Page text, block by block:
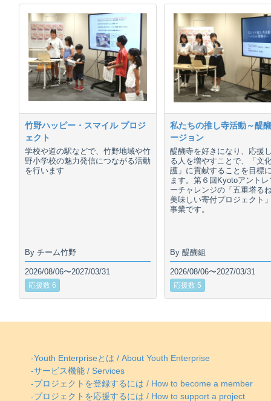
竹野ハッピー・スマイル プロジ
ェクト
学校や道の駅などで、竹野地域や竹
野小学校の魅力発信につながる活動
を行います
By チーム竹野
2026/08/06〜2027/03/31
応援数 6
私たちの推し寺活動～醍
ージョン
醍醐寺を好きになり、応援
る人を増やすことで、「文
護」に貢献することを目標
ます。第６回Kyotoアント
ーチャレンジの「五重塔る
美味しい寄付プロジェクト
事業です。
By 醍醐組
2026/08/06〜2027/03/31
応援数 5
-Youth Enterpriseとは / About Youth Enterprise
-サービス機能 / Services
-プロジェクトを登録するには / How to become a member
-プロジェクトを応援するには / How to support a project